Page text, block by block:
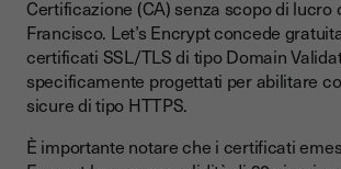
Certificazione (CA) senza scopo di lucro
Francisco. Let’s Encrypt concede
certificati SSL/TLS di tipo Domain
specificamente progettati per abilitare
sicure di tipo HTTPS.
È importante notare che i certificati